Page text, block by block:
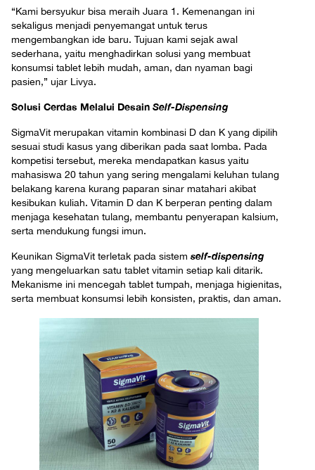
“Kami bersyukur bisa meraih Juara 1. Kemenangan ini
sekaligus menjadi penyemangat untuk terus
mengembangkan ide baru. Tujuan kami sejak awal
sederhana, yaitu menghadirkan solusi yang membuat
konsumsi tablet lebih mudah, aman, dan nyaman bagi
pasien,” ujar Livya.
Solusi Cerdas Melalui Desain Self-Dispensing
SigmaVit merupakan vitamin kombinasi D dan K yang dipilih
sesuai studi kasus yang diberikan pada saat lomba. Pada
kompetisi tersebut, mereka mendapatkan kasus yaitu
mahasiswa 20 tahun yang sering mengalami keluhan tulang
belakang karena kurang paparan sinar matahari akibat
kesibukan kuliah. Vitamin D dan K berperan penting dalam
menjaga kesehatan tulang, membantu penyerapan kalsium,
serta mendukung fungsi imun.
Keunikan SigmaVit terletak pada sistem self-dispensing
yang mengeluarkan satu tablet vitamin setiap kali ditarik.
Mekanisme ini mencegah tablet tumpah, menjaga higienitas,
serta membuat konsumsi lebih konsisten, praktis, dan aman.